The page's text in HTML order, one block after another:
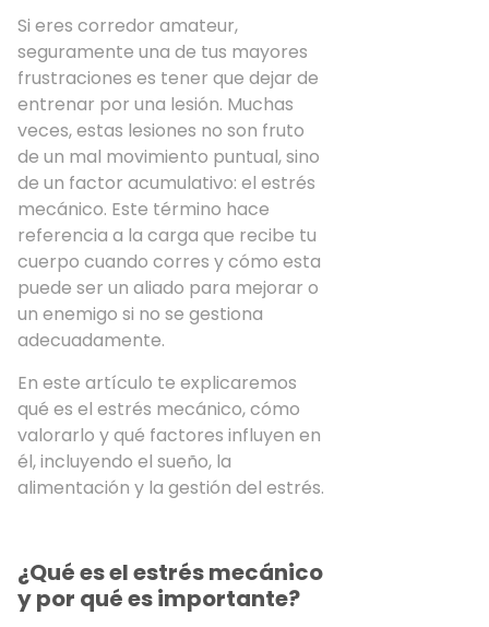
Si eres corredor amateur,
seguramente una de tus mayores
frustraciones es tener que dejar de
entrenar por una lesión. Muchas
veces, estas lesiones no son fruto
de un mal movimiento puntual, sino
de un factor acumulativo: el estrés
mecánico. Este término hace
referencia a la carga que recibe tu
cuerpo cuando corres y cómo esta
puede ser un aliado para mejorar o
un enemigo si no se gestiona
adecuadamente.
En este artículo te explicaremos
qué es el estrés mecánico, cómo
valorarlo y qué factores influyen en
él, incluyendo el sueño, la
alimentación y la gestión del estrés.
¿Qué es el estrés mecánico
y por qué es importante?